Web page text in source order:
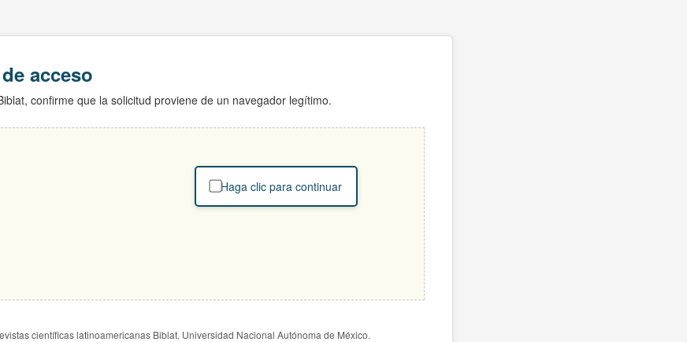
acceso
confirme que la solicitud proviene de un navegador legítimo.
Haga clic para continuar
científicas latinoamericanas Biblat. Universidad Nacional Autónoma de México.